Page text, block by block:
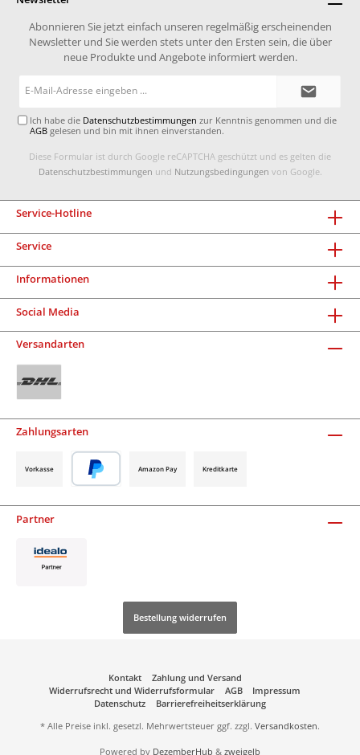
Abonnieren Sie jetzt einfach unseren regelmäßig erscheinenden
Newsletter und Sie werden stets unter den Ersten sein, die über
neue Produkte und Angebote informiert werden.
Ich habe die Datenschutzbestimmungen zur Kenntnis genommen und die
AGB gelesen und bin mit ihnen einverstanden.
Diese Formular ist durch Google reCAPTCHA geschützt und es gelten die
Datenschutzbestimmungen und Nutzungsbedingungen von Google.
Service-Hotline
Service
Informationen
Social Media
Versandarten
Zahlungsarten
Vorkasse Amazon Pay Kreditkarte
Partner
Bestellung widerrufen
Kontakt
Zahlung und Versand
Widerrufsrecht und Widerrufsformular
AGB
Impressum
Datenschutz
Barrierefreiheitserklärung
* Alle Preise inkl. gesetzl. Mehrwertsteuer ggf. zzgl. Versandkosten.
Powered by DezemberHub & zweigelb